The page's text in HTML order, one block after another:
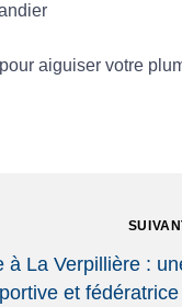
aiguiser votre
à La Verpillière :
et fédératrice